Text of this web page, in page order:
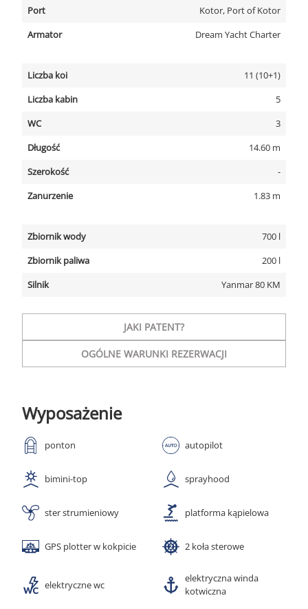
Port
Kotor, Port of Kotor
Armator
Dream Yacht Charter
Liczba koi
11 (10+1)
Liczba kabin
5
WC
3
Długość
14.60 m
Szerokość
-
Zanurzenie
1.83 m
Zbiornik wody
700 l
Zbiornik paliwa
200 l
Silnik
Yanmar 80 KM
JAKI PATENT?
OGÓLNE WARUNKI REZERWACJI
Wyposażenie
ponton autopilot
bimini-top sprayhood
ster strumieniowy platforma kąpielowa
GPS plotter w kokpicie 2 koła sterowe
elektryczne wc
elektryczna winda
kotwiczna